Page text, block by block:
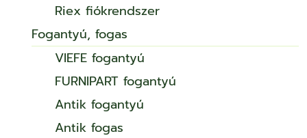
Riex fiókrendszer
Fogantyú, fogas
VIEFE fogantyú
FURNIPART fogantyú
Antik fogantyú
Antik fogas